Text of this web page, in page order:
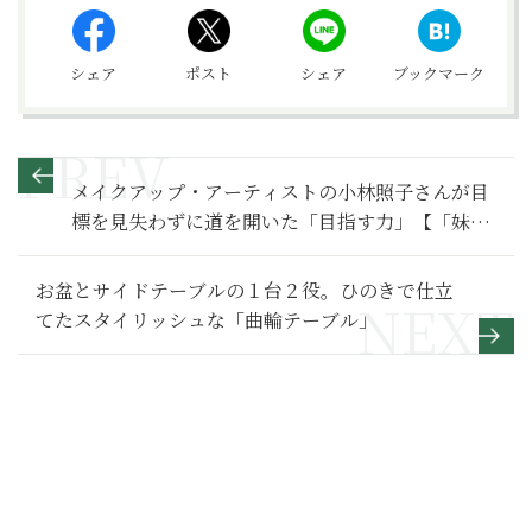
シェア ポスト シェア ブックマーク
メイクアップ・アーティストの小林照子さんが目
標を見失わずに道を開いた「目指す力」【「妹」
たちへ贈るメッセージ】
お盆とサイドテーブルの１台２役。ひのきで仕立
てたスタイリッシュな「曲輪テーブル」